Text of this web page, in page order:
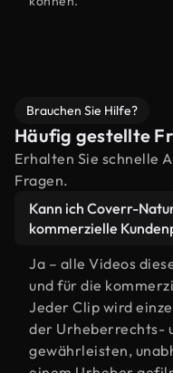
Brauchen Sie Hilfe?
Häufig gestellte
Erhalten Sie schnelle
Fragen.
Kann ich Coverr-
kommerzielle
Ja – alle Videos
und für die
Jeder Clip wird
der Urheberrechts-
gewährleisten,